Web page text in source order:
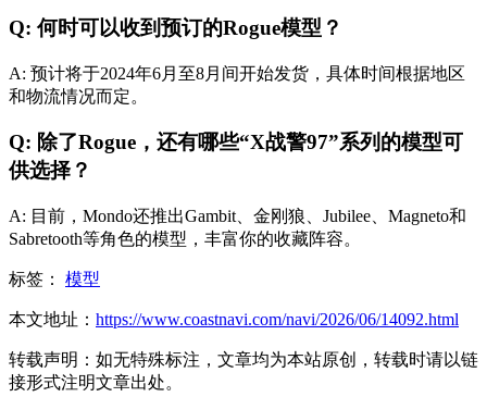
Q: 何时可以收到预订的Rogue模型？
A: 预计将于2024年6月至8月间开始发货，具体时间根据地区
和物流情况而定。
Q: 除了Rogue，还有哪些“X战警97”系列的模型可
供选择？
A: 目前，Mondo还推出Gambit、金刚狼、Jubilee、Magneto和
Sabretooth等角色的模型，丰富你的收藏阵容。
标签： 模型
本文地址： https://www.coastnavi.com/navi/2026/06/14092.html
转载声明： 如无特殊标注，文章均为本站原创，转载时请以链
接形式注明文章出处。